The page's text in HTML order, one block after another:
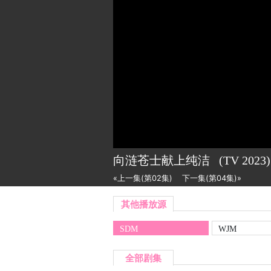
向涟苍士献上纯洁 (TV 2023)
«上一集(第02集) 下一集(第04集)»
其他播放源
SDM WJM
全部剧集